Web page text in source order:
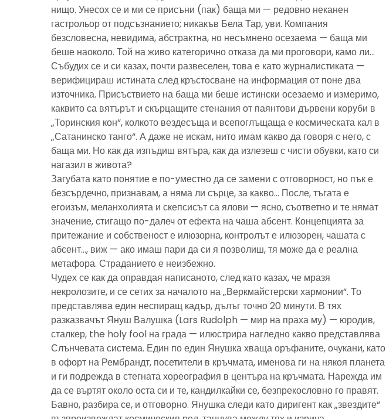
нищо. Унесох се и ми се присъни (пак) баща ми — редовно неканен
гастрольор от подсъзнанието; никакъв Бела Тар, уви. Компания
безсловесна, невидима, абстрактна, но несъмнено осезаема — баща ми
беше наоколо. Той на живо категорично отказа да ми проговори, камо ли…
Събудих се и си казах, почти развеселен, това е като журналистиката —
верифицираш истината след кръстосване на информация от поне два
източника. Присъствието на баща ми беше истински осезаемо и измеримо,
каквито са вятърът и скърцащите стенания от паянтови дървени коруби в
„Торинския кон“, колкото вездесъща и всепоглъщаща е космическата кал в
„Сатанинско танго“. А даже не искам, нито имам какво да говоря с него, с
баща ми. Но как да изпъдиш вятъра, как да излезеш с чисти обувки, като си
нагазил в живота?
Загубата като понятие е по-уместно да се замени с отговорност, но пък е
безсърдечно, признавам, а няма ли сърце, за какво… После, тъгата е
егоизъм, меланхолията и скепсисът са ялови — ясно, съответно и те нямат
значение, стигащо по-далеч от ефекта на чаша абсент. Концепцията за
притежание и собственост е илюзорна, контролът е илюзорен, чашата с
абсент…, виж — ако имаш пари да си я позволиш, тя може да е реална
метафора. Страданието е неизбежно.
Чудех се как да оправдая написаното, след като казах, че мразя
некролозите, и се сетих за началото на „Веркмайстерски хармонии“. То
представлява един неспиращ кадър, дълъг точно 20 минути. В тях
разказвачът Януш Валушка (Lars Rudolph — мир на праха му) — юродив,
сталкер, the holy fool на града — илюстрира нагледно какво представлява
Слънчевата система. Един по един Янушка хваща оръфаните, очукани, като
в офорт на Рембрандт, посетители в кръчмата, именова ги на някоя планета
и ги подрежда в стегната хореография в центъра на кръчмата. Нарежда им
да се въртят около оста си и те, кандилкайки се, безпрекословно го правят.
Бавно, разбира се, и отговорно. Янушка следи като диригент как „звездите“